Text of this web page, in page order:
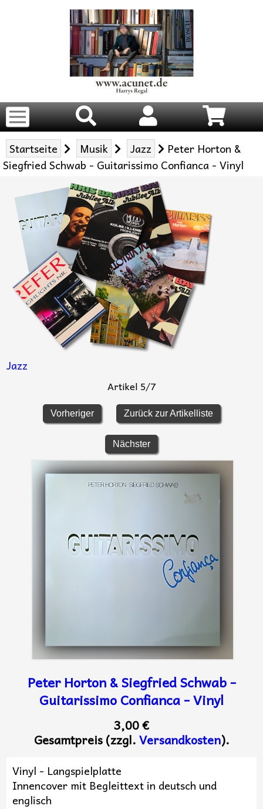
Startseite Musik Jazz
Peter Horton &
Siegfried Schwab - Guitarissimo Confianca - Vinyl
Jazz
Artikel 5/7
Vorheriger Zurück zur Artikelliste
Nächster
Peter Horton & Siegfried Schwab -
Guitarissimo Confianca - Vinyl
3,00 €
Gesamtpreis (zzgl.Versandkosten).
Vinyl - Langspielplatte
Innencover mit Begleittext in deutsch und
englisch